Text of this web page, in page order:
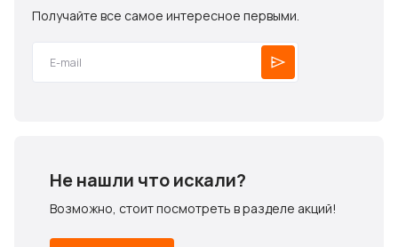
Получайте все самое интересное первыми.
Не нашли что искали?
Возможно, стоит посмотреть в разделе акций!